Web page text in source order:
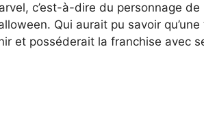
c’est-à-dire du personnage de
Qui aurait pu savoir
et posséderait la franchise avec